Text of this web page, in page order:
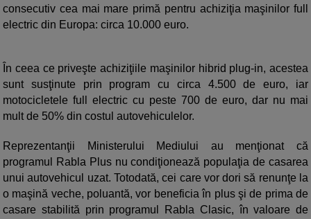
consecutiv cea mai mare primă pentru achiziţia maşinilor full
electric din Europa: circa 10.000 euro.
În ceea ce priveşte achiziţiile maşinilor hibrid plug-in, acestea
sunt susţinute prin program cu circa 4.500 de euro, iar
motocicletele full electric cu peste 700 de euro, dar nu mai
mult de 50% din costul autovehiculelor.
Reprezentanţii Ministerului Mediului au menţionat că
programul Rabla Plus nu condiţionează populaţia de casarea
unui autovehicul uzat. Totodată, cei care vor dori să renunţe la
o maşină veche, poluantă, vor beneficia în plus şi de prima de
casare stabilită prin programul Rabla Clasic, în valoare de